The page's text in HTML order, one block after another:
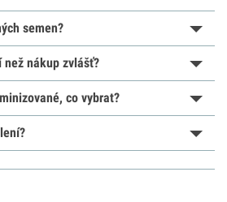
semen?
nákup zvlášť?
co vybrat?